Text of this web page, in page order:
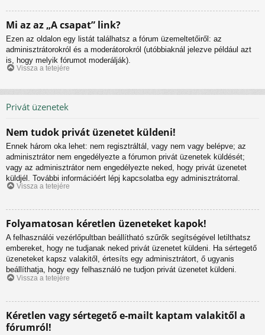
Mi az az „A csapat” link?
Ezen az oldalon egy listát találhatsz a fórum üzemeltetőiről: az
adminisztrátorokról és a moderátorokról (utóbbiaknál jelezve például azt
is, hogy melyik fórumot moderálják).
Vissza a tetejére
Privát üzenetek
Nem tudok privát üzenetet küldeni!
Ennek három oka lehet: nem regisztráltál, vagy nem vagy belépve; az
adminisztrátor nem engedélyezte a fórumon privát üzenetek küldését;
vagy az adminisztrátor nem engedélyezte neked, hogy privát üzenetet
küldjél. További információért lépj kapcsolatba egy adminisztrátorral.
Vissza a tetejére
Folyamatosan kéretlen üzeneteket kapok!
A felhasználói vezérlőpultban beállítható szűrők segítségével letilthatsz
embereket, hogy ne tudjanak neked privát üzenetet küldeni. Ha sértegető
üzeneteket kapsz valakitől, értesíts egy adminisztrátort, ő ugyanis
beállíthatja, hogy egy felhasználó ne tudjon privát üzenetet küldeni.
Vissza a tetejére
Kéretlen vagy sértegető e-mailt kaptam valakitől a
fórumról!